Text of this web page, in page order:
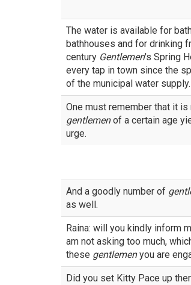
The water is available for
bathhouses and for drinking
century Gentlemen's Spring
every tap in town since the
of the municipal water supply.
One must remember that it is
gentlemenof a certain age
urge.
And a goodly number of
as well.
Raina: will you kindly inform
am not asking too much,
these gentlemenyou are
Did you set Kitty Pace up